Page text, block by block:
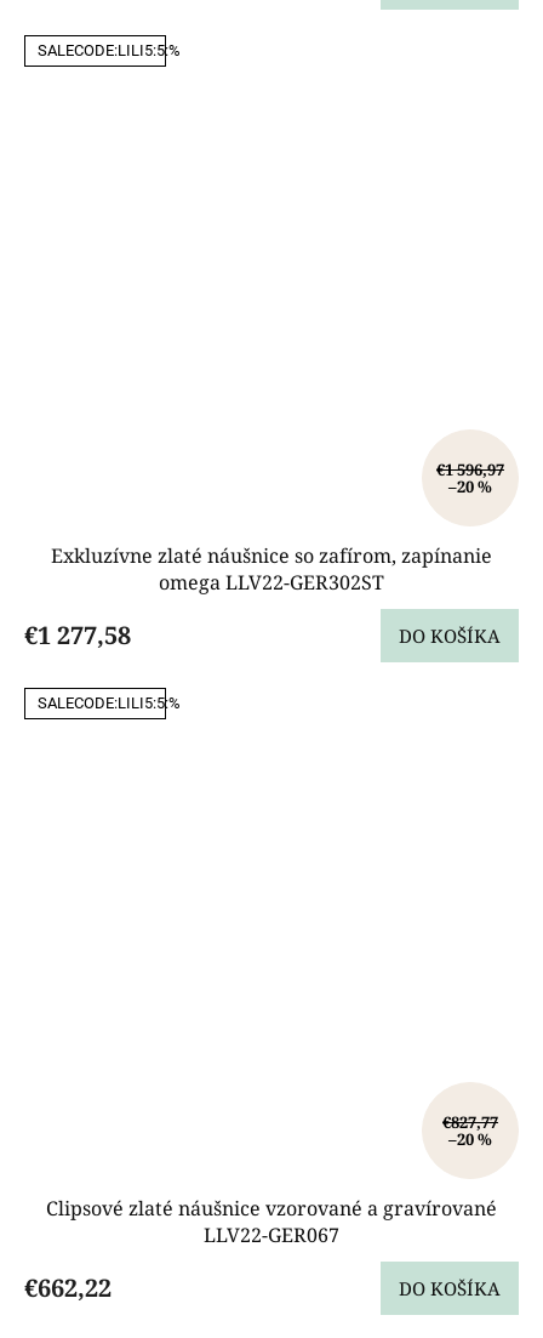
SALECODE:LILI5:5:%
€1 596,97
–20 %
Exkluzívne zlaté náušnice so zafírom, zapínanie
omega LLV22-GER302ST
€1 277,58 DO KOŠÍKA
SALECODE:LILI5:5:%
€827,77
–20 %
Clipsové zlaté náušnice vzorované a gravírované
LLV22-GER067
€662,22 DO KOŠÍKA